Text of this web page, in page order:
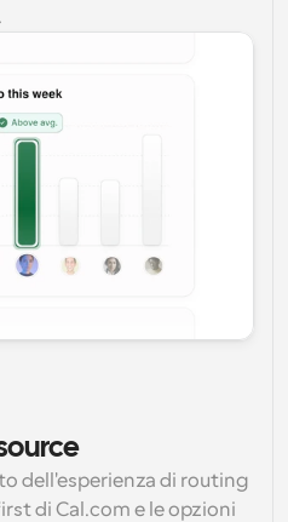
dell'esperienza di routing
di Cal.com e le opzioni